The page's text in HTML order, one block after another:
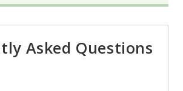
Asked Questions